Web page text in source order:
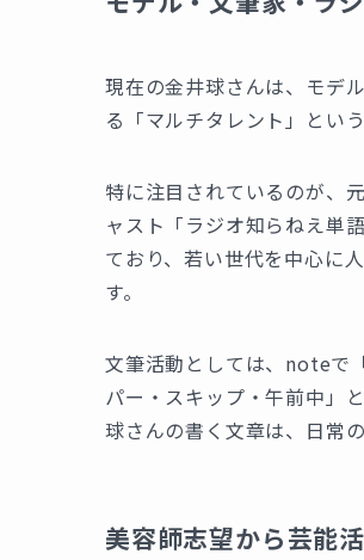
現在の金井球さんは、モデ
る「マルチタレント」とい
特に注目されているのが、
ャスト「ラジオ知らねえ単
ており、若い世代を中心に
す。
文筆活動としては、noteで
パー・スキップ・午前中」
球さんの書く文章は、日常
美容師志望から芸能